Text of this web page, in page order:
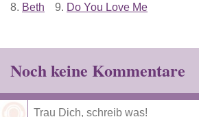
8. Beth 9. Do You Love Me
Noch keine Kommentare